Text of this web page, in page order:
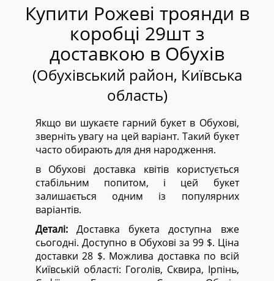
Купити Рожеві троянди в
коробці 29шт з
доставкою в Обухів
(Обухівський район, Київська
область)
Якщо ви шукаєте гарний букет в Обухові,
зверніть увагу на цей варіант. Такий букет
часто обирають для дня народження.
в Обухові доставка квітів користується
стабільним попитом, і цей букет
залишається одним із популярних
варіантів.
Деталі:Доставка букета доступна вже
сьогодні. Доступно в Обухові за 99 $. Ціна
доставки 28 $. Можлива доставка по всій
Київській області: Гоголів, Сквира, Ірпінь,